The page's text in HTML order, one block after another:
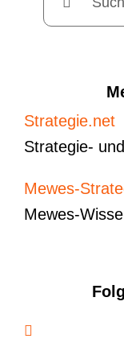
nach:
Strategie.net
Strategie-
Mewes-
Mewes-